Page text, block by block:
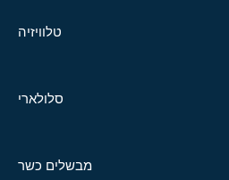
טלוויזיה
סלולארי
מבשלים כשר